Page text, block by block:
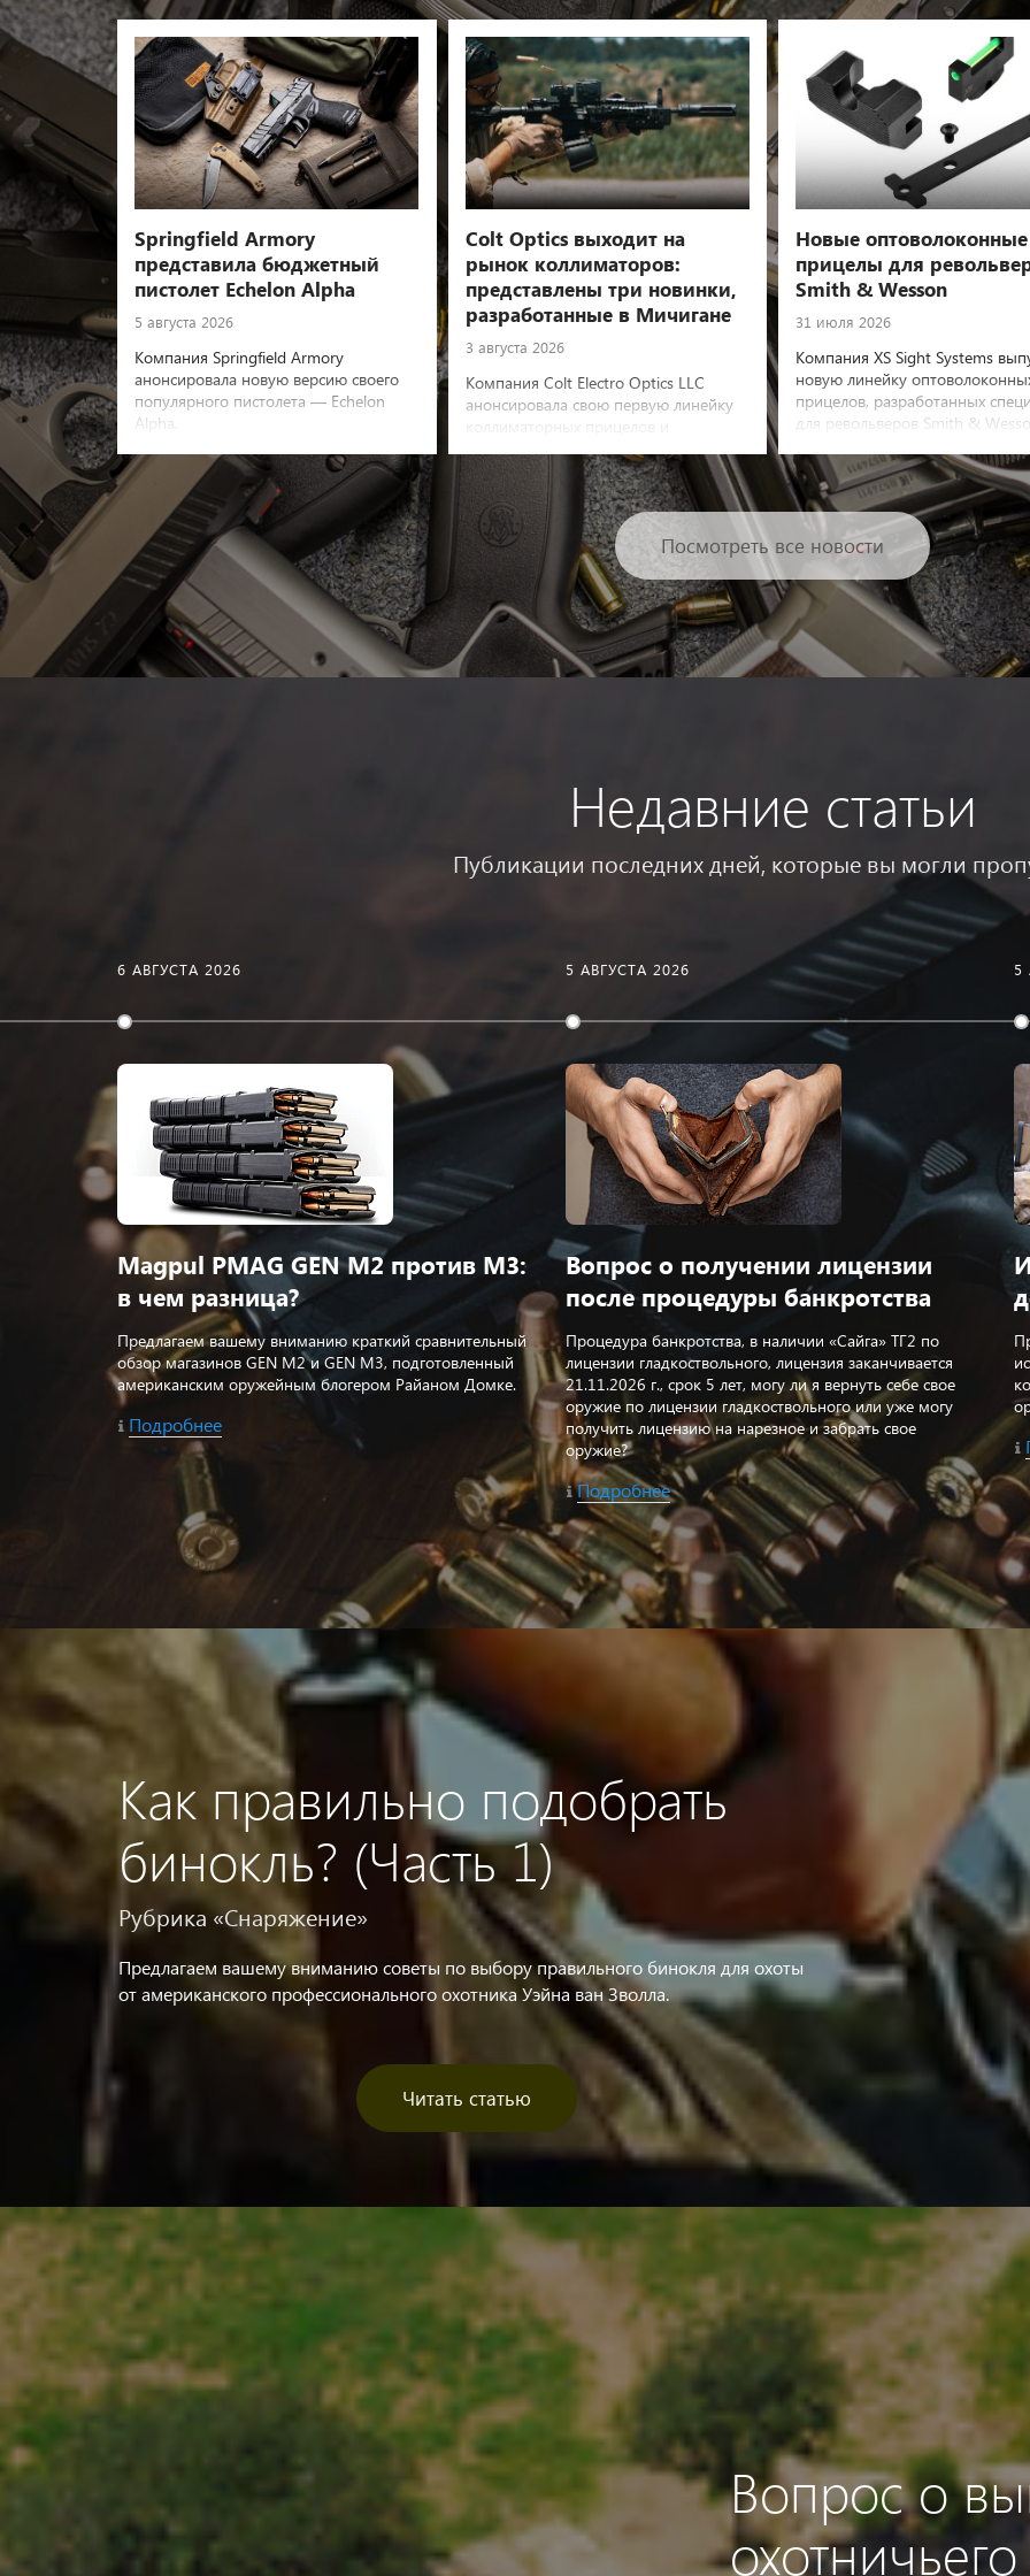
Springfield Armory
представила бюджетный
пистолет Echelon Alpha
5 августа 2026
Компания Springfield Armory
анонсировала новую версию своего
популярного пистолета — Echelon
Alpha.
Colt Optics выходит на
рынок коллиматоров:
представлены три новинки,
разработанные в Мичигане
3 августа 2026
Компания Colt Electro Optics LLC
анонсировала свою первую линейку
коллиматорных прицелов и
Новые оптоволоконные
прицелы для
Smith & Wesson
31 июля 2026
Компания XS Sight Systems
новую линейку
прицелов, разработанных
для револьверов Smith &
Посмотреть все новости
Недавние статьи
Публикации последних дней, которые вы могли
6 АВГУСТА 2026
Magpul PMAG GEN M2 против M3:
в чем разница?
Предлагаем вашему вниманию краткий сравнительный
обзор магазинов GEN M2 и GEN M3, подготовленный
американским оружейным блогером Райаном Домке.
Подробнее
5 АВГУСТА 2026
Вопрос о получении лицензии
после процедуры банкротства
Процедура банкротства, в наличии «Сайга» ТГ2 по
лицензии гладкоствольного, лицензия заканчивается
21.11.2026 г., срок 5 лет, могу ли я вернуть себе свое
оружие по лицензии гладкоствольного или уже могу
получить лицензию на нарезное и забрать свое
оружие?
Подробнее
5
Как правильно подобрать
бинокль? (Часть 1)
Рубрика «Снаряжение»
Предлагаем вашему вниманию советы по выбору правильного бинокля для охоты
от американского профессионального охотника Уэйна ван Зволла.
Читать статью
Вопрос о